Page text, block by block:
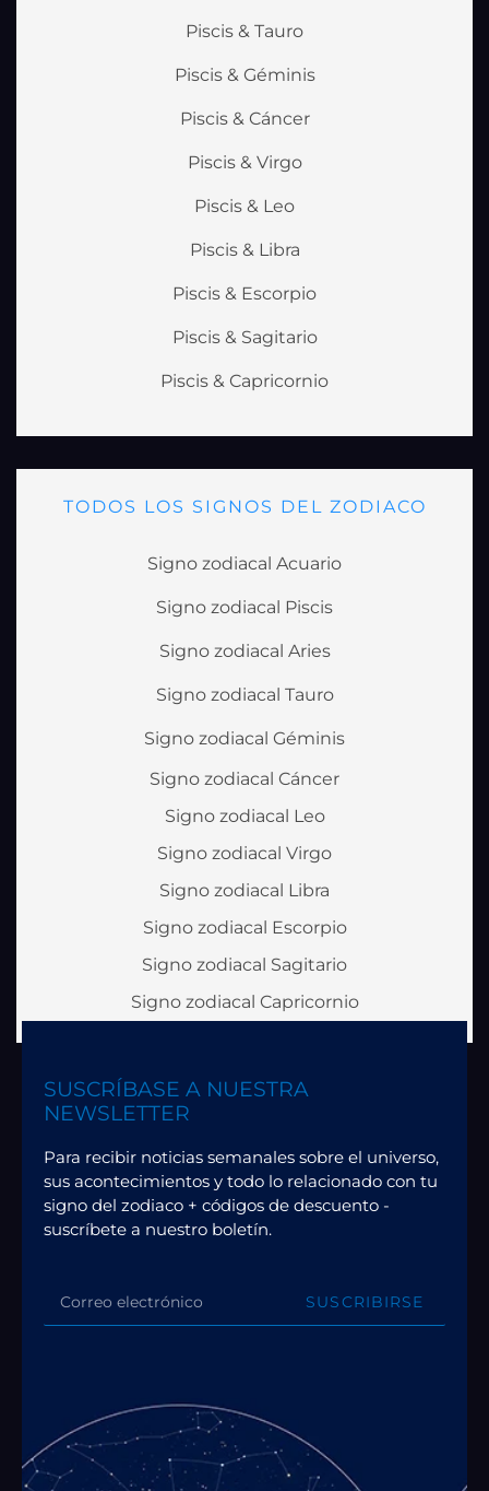
Piscis & Tauro
Piscis & Géminis
Piscis & Cáncer
Piscis & Virgo
Piscis & Leo
Piscis & Libra
Piscis & Escorpio
Piscis & Sagitario
Piscis & Capricornio
TODOS LOS SIGNOS DEL ZODIACO
Signo zodiacal Acuario
Signo zodiacal Piscis
Signo zodiacal Aries
Signo zodiacal Tauro
Signo zodiacal Géminis
Signo zodiacal Cáncer
Signo zodiacal Leo
Signo zodiacal Virgo
Signo zodiacal Libra
Signo zodiacal Escorpio
Signo zodiacal Sagitario
Signo zodiacal Capricornio
SUSCRÍBASE A NUESTRA
NEWSLETTER
Para recibir noticias semanales sobre el universo,
sus acontecimientos y todo lo relacionado con tu
signo del zodiaco + códigos de descuento -
suscríbete a nuestro boletín.
SUSCRIBIRSE